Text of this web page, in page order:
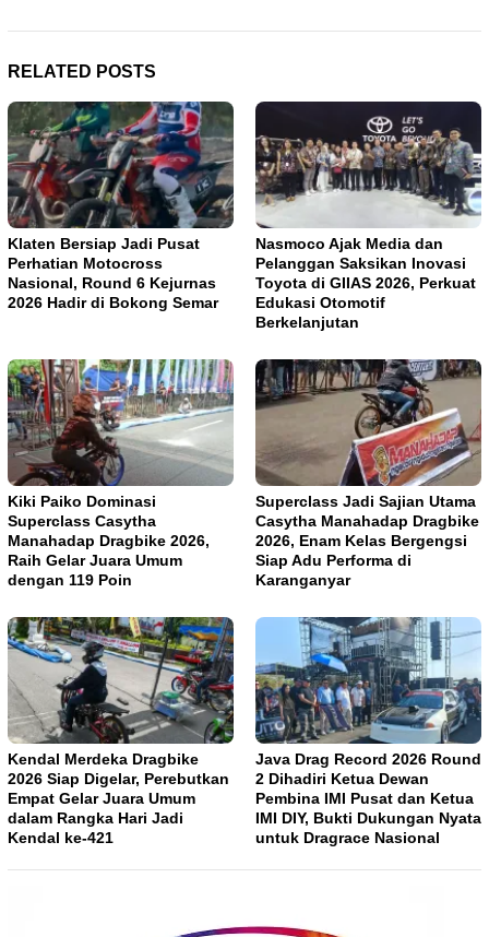
RELATED POSTS
Klaten Bersiap Jadi Pusat
Perhatian Motocross
Nasional, Round 6 Kejurnas
2026 Hadir di Bokong Semar
Nasmoco Ajak Media dan
Pelanggan Saksikan Inovasi
Toyota di GIIAS 2026, Perkuat
Edukasi Otomotif
Berkelanjutan
Kiki Paiko Dominasi
Superclass Casytha
Manahadap Dragbike 2026,
Raih Gelar Juara Umum
dengan 119 Poin
Superclass Jadi Sajian Utama
Casytha Manahadap Dragbike
2026, Enam Kelas Bergengsi
Siap Adu Performa di
Karanganyar
Kendal Merdeka Dragbike
2026 Siap Digelar, Perebutkan
Empat Gelar Juara Umum
dalam Rangka Hari Jadi
Kendal ke-421
Java Drag Record 2026 Round
2 Dihadiri Ketua Dewan
Pembina IMI Pusat dan Ketua
IMI DIY, Bukti Dukungan Nyata
untuk Dragrace Nasional